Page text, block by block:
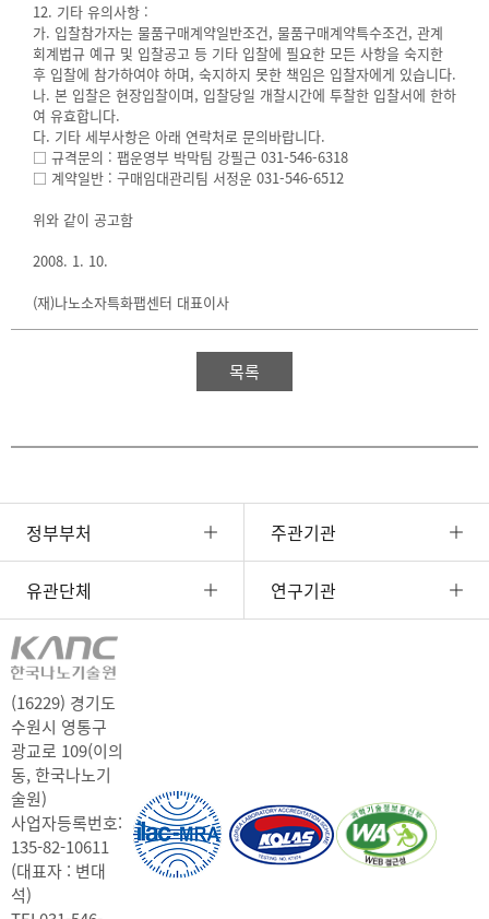
12. 기타 유의사항 :
가. 입찰참가자는 물품구매계약일반조건, 물품구매계약특수조건, 관계
회계법규 예규 및 입찰공고 등 기타 입찰에 필요한 모든 사항을 숙지한
후 입찰에 참가하여야 하며, 숙지하지 못한 책임은 입찰자에게 있습니다.
나. 본 입찰은 현장입찰이며, 입찰당일 개찰시간에 투찰한 입찰서에 한하
여 유효합니다.
다. 기타 세부사항은 아래 연락처로 문의바랍니다.
□ 규격문의 : 팹운영부 박막팀 강필근 031-546-6318
□ 계약일반 : 구매임대관리팀 서정운 031-546-6512
위와 같이 공고함
2008. 1. 10.
(재)나노소자특화팹센터 대표이사
목록
정부부처 주관기관
유관단체 연구기관
(16229) 경기도
수원시 영통구
광교로 109(이의
동, 한국나노기
술원)
사업자등록번호:
135-82-10611
(대표자 : 변대
석)